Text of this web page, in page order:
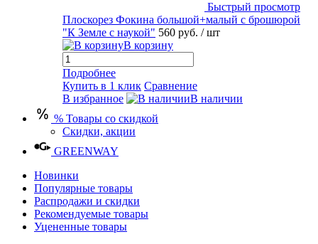
Быстрый просмотр
Плоскорез Фокина большой+малый с брошюрой
"К Земле с наукой" 560 руб. / шт
В корзину
Подробнее
Купить в 1 клик Сравнение
В избранное
В наличии
% Товары со скидкой
Скидки, акции
GREENWAY
Новинки
Популярные товары
Распродажи и скидки
Рекомендуемые товары
Уцененные товары